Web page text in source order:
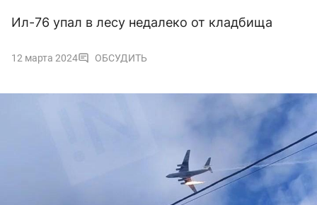
Ил-76 упал в лесу недалеко от кладбища
12 марта 2024 ОБСУДИТЬ